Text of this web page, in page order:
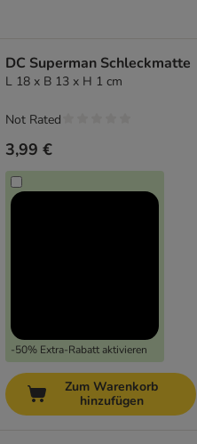
DC Superman Schleckmatte
L 18 x B 13 x H 1 cm
3,99 €
-50% Extra-Rabatt aktivieren
Not Rated
Zum Warenkorb
hinzufügen